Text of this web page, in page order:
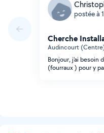
postée à
Cherche
Audincourt
Bonjour, j'ai besoin
(fourraux ) pour y